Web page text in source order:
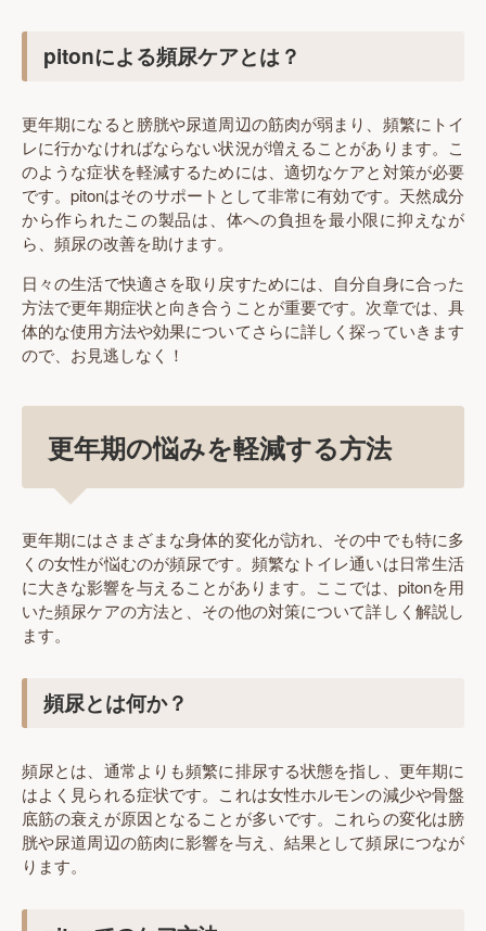
pitonによる頻尿ケアとは？
更年期になると膀胱や尿道周辺の筋肉が弱まり、頻繁にトイ
レに行かなければならない状況が増えることがあります。こ
のような症状を軽減するためには、適切なケアと対策が必要
です。pitonはそのサポートとして非常に有効です。天然成分
から作られたこの製品は、体への負担を最小限に抑えなが
ら、頻尿の改善を助けます。
日々の生活で快適さを取り戻すためには、自分自身に合った
方法で更年期症状と向き合うことが重要です。次章では、具
体的な使用方法や効果についてさらに詳しく探っていきます
ので、お見逃しなく！
更年期の悩みを軽減する方法
更年期にはさまざまな身体的変化が訪れ、その中でも特に多
くの女性が悩むのが頻尿です。頻繁なトイレ通いは日常生活
に大きな影響を与えることがあります。ここでは、pitonを用
いた頻尿ケアの方法と、その他の対策について詳しく解説し
ます。
頻尿とは何か？
頻尿とは、通常よりも頻繁に排尿する状態を指し、更年期に
はよく見られる症状です。これは女性ホルモンの減少や骨盤
底筋の衰えが原因となることが多いです。これらの変化は膀
胱や尿道周辺の筋肉に影響を与え、結果として頻尿につなが
ります。